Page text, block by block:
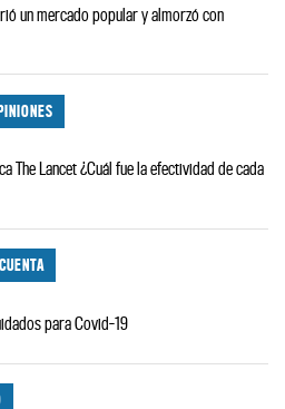
un mercado popular y almorzó con
The Lancet ¿Cuál fue la efectividad de cada
para Covid-19